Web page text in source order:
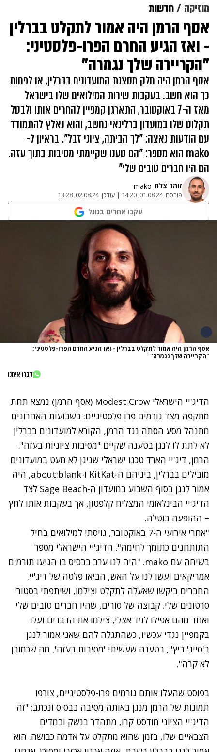
מוזיקה חדשות
אסף הרמן היה אמור לתקלט בברלין
- ואז הגיע החרם הפרו-פלסטיני:
"הקריירה שלך נגמרה"
אסף הרמן היה חלק מסצנת המועדונים בברלין, או לפחות
כך הוא חשב. בעקבות שירות המילואים שלו בישראל
מאז ה-7 באוקטובר, התארגן קמפיין להחרים אותו ולבטל
תקלוט שלו במועדון ברלינאי נחשב, והוא נאלץ להתמודד
עם הודעות נאצה: "לך הביתה, ציוני זבל". בראיון ל-
mako הוא מספר: "הם טענו שקיימתי מסיבות בתוך עזה.
הם היו חברים טובים שלי"
זוהר צלח mako
פורסם:01.08.24, 14:20
| עודכן:02.08.24, 13:28
עקבו אחרינו בגוגל
אסף הרמן היה אמור לתקלט בברלין - ואז הגיע החרם הפרו-פלסטיני:
"הקריירה שלך נגמרה"
דברו איתנו
הדיג'יי הישראלי Modest Crow (אסף הרמן) נמצא תחת
מתקפה מצד גורמים פרו פלסטיניים: בשבועות האחרונים
מתנהל מסע הסתה נגד הרמן, הקורא למועדונים בברלין
לא לתת לו לנגן בטענה שקיים "מסיבות ציוניות בעזה".
הרמן, דיג'יי הארד טכנו ישראלי שניגן לא מעט במועדונים
מובילים בברלין, ביניהם ה-KitKat ו-about:blank, היה
אמור לנגן בסוף השבוע במועדון ה-Sage Beach לצד
הדיג'יי הבינלאומי המצליח קלפטון, אך בעקבות אותו לחץ
– ההופעה בוטלה.
"אחרי אירועי ה-7 באוקטובר, גויסתי למילואים בחיל
התותחנים כתומך לחימה", הדיג'יי הישראלי מספר
בשיחה עם mako. "היה לנו ערב בבסיס בו הגיעו תורמים
אמריקאים ועשו לנו על האש, הביאו פלטה של דיג'יי.
החברים ביקשו שאעלה לתקלט וצילמו, ושיתפתי בסטורי
סרטונים שלי. קבוצה של סורים, שהיו חברים טובים שלי
ואחד מהם אפילו למד אצלי, צילמו את הדברים ועלו
בקמפיין נגדי עכשיו, כשהתגלה להם שאני אמור לנגן
ב'סייג' ביץ'', בטענה שעשיתי 'מסיבות בעזה', מה שכמובן
לא קרה".
נתקלנו בבעיה
נסה שוב
בפוסט שהעלו אותם גורמים פרו-פלסטיניים, צורפו
תמונות של הרמן מנגן באותה מסיבה בבסיס ונכתב: "זה
הדיג'יי הציוני מודסט קרו, מתהדר בנשק ובמדים
הצבאיים שלו, בזמן שהוא מתקלט על אדמה כבושה. הוא